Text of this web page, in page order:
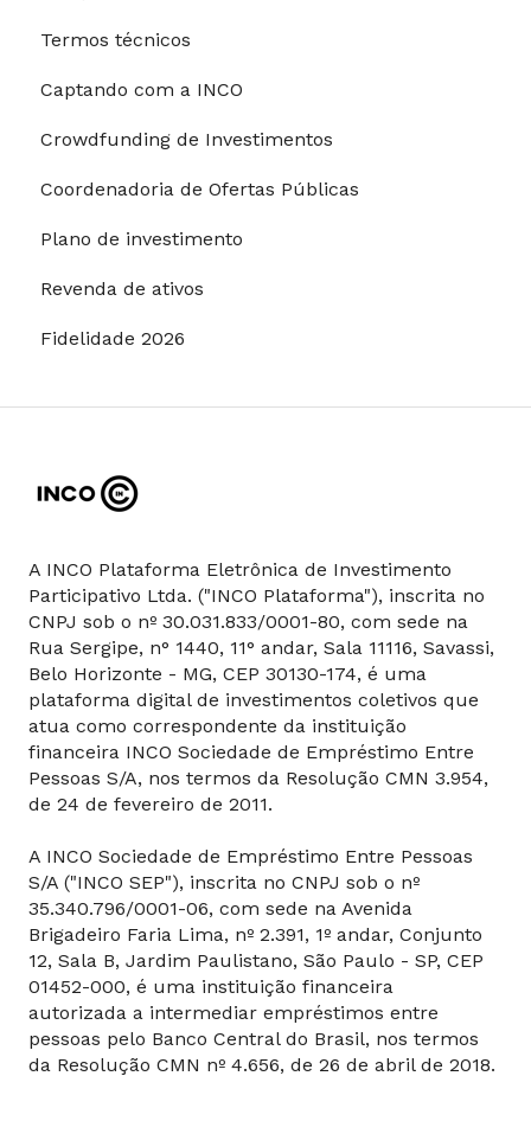
Processo de investimento
Modalidades de pagamento
Riscos e garantias
Restrições para investimentos
Termos técnicos
Captando com a INCO
Crowdfunding de Investimentos
Coordenadoria de Ofertas Públicas
Plano de investimento
Revenda de ativos
Fidelidade 2026
A INCO Plataforma Eletrônica de Investimento
Participativo Ltda. ("INCO Plataforma"), inscrita no
CNPJ sob o nº 30.031.833/0001-80, com sede na
Rua Sergipe, n° 1440, 11° andar, Sala 11116, Savassi,
Belo Horizonte - MG, CEP 30130-174, é uma
plataforma digital de investimentos coletivos que
atua como correspondente da instituição
financeira INCO Sociedade de Empréstimo Entre
Pessoas S/A, nos termos da Resolução CMN 3.954,
de 24 de fevereiro de 2011.
A INCO Sociedade de Empréstimo Entre Pessoas
S/A ("INCO SEP"), inscrita no CNPJ sob o nº
35.340.796/0001-06, com sede na Avenida
Brigadeiro Faria Lima, nº 2.391, 1º andar, Conjunto
12, Sala B, Jardim Paulistano, São Paulo - SP, CEP
01452-000, é uma instituição financeira
autorizada a intermediar empréstimos entre
pessoas pelo Banco Central do Brasil, nos termos
da Resolução CMN nº 4.656, de 26 de abril de 2018.